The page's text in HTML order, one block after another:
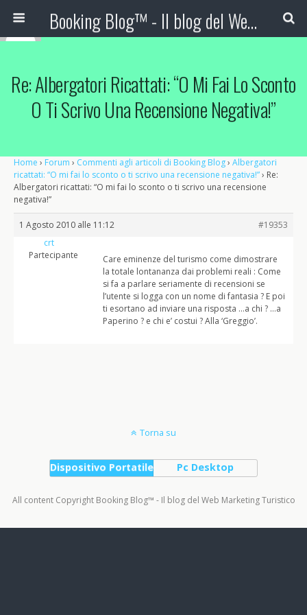
Booking Blog™ - Il blog del Web Marketing Turistico
Re: Albergatori Ricattati: “O Mi Fai Lo Sconto
O Ti Scrivo Una Recensione Negativa!”
Home › Forum › Commenti agli articoli di Booking Blog› Albergatori
ricattati: “O mi fai lo sconto o ti scrivo una recensione negativa!”› Re:
Albergatori ricattati: “O mi fai lo sconto o ti scrivo una recensione
negativa!”
1 Agosto 2010 alle 11:12
#19353
crt
Partecipante
Care eminenze del turismo come dimostrare
la totale lontananza dai problemi reali : Come
si fa a parlare seriamente di recensioni se
l’utente si logga con un nome di fantasia ? E poi
ti esortano ad inviare una risposta …a chi ? …a
Paperino ? e chi e’ costui ? Alla ‘Greggio’.
Torna su
Dispositivo Portatile Pc Desktop
All content Copyright Booking Blog™ - Il blog del Web Marketing Turistico